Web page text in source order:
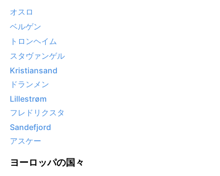
オスロ
ベルゲン
トロンヘイム
スタヴァンゲル
Kristiansand
ドランメン
Lillestrøm
フレドリクスタ
Sandefjord
アスケー
ヨーロッパの国々